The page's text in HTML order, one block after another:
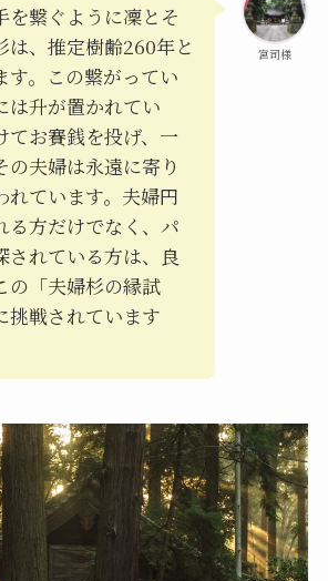
宮司様
を繋ぐように凜とそ
は、推定樹齢260年と
す。この繋がってい
は升が置かれてい
てお賽銭を投げ、一
の夫婦は永遠に寄り
れています。夫婦円
る方だけでなく、パ
されている方は、良
の「夫婦杉の縁試
挑戦されています